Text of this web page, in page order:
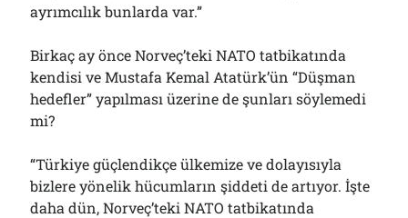
ayrımcılık bunlarda var.”
Birkaç ay önce Norveç’teki NATO tatbikatında
kendisi ve Mustafa Kemal Atatürk’ün “Düşman
hedefler” yapılması üzerine de şunları söylemedi
mi?
“Türkiye güçlendikçe ülkemize ve dolayısıyla
bizlere yönelik hücumların şiddeti de artıyor. İşte
daha dün, Norveç’teki NATO tatbikatında